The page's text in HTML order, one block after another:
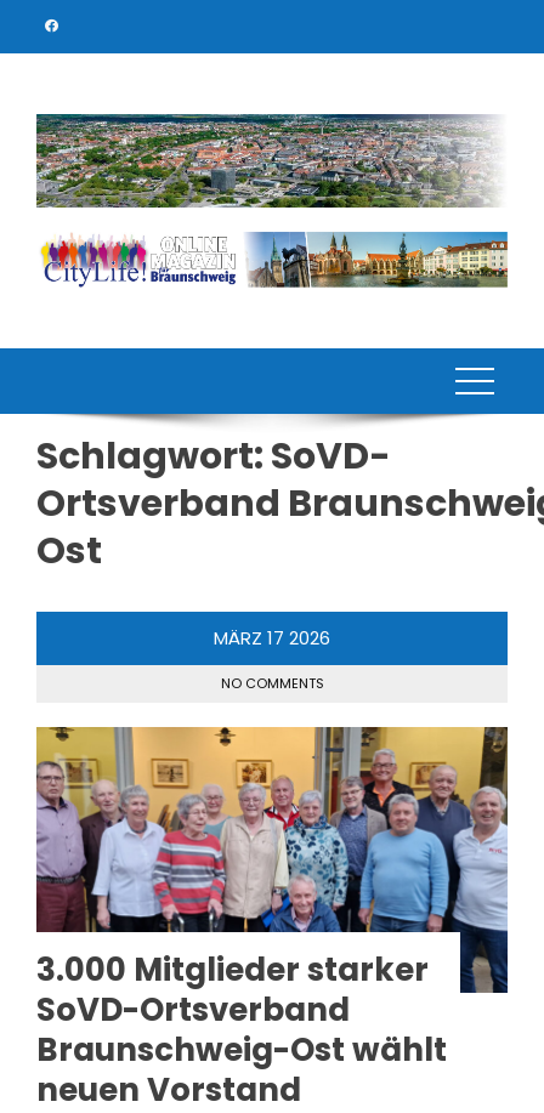
Schlagwort:SoVD-
Ortsverband
Ost
MÄRZ 17 2026
NO COMMENTS
3.000 Mitglieder starker
SoVD-Ortsverband
Braunschweig-Ost wählt
neuen Vorstand